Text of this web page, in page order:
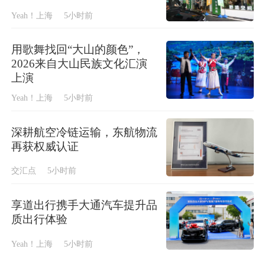
Yeah！上海 5小时前
用歌舞找回“大山的颜色”，
2026来自大山民族文化汇演
上演
Yeah！上海 5小时前
深耕航空冷链运输，东航物流
再获权威认证
交汇点 5小时前
享道出行携手大通汽车提升品
质出行体验
Yeah！上海 5小时前